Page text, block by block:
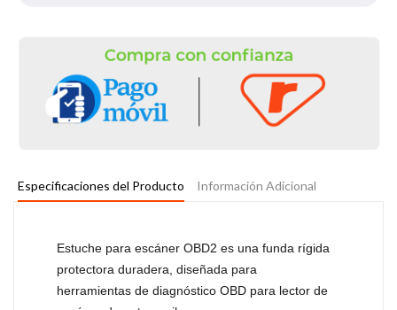
Especificaciones del Producto Información Adicional
Estuche para escáner OBD2 es una funda rígida
protectora duradera, diseñada para
herramientas de diagnóstico OBD para lector de